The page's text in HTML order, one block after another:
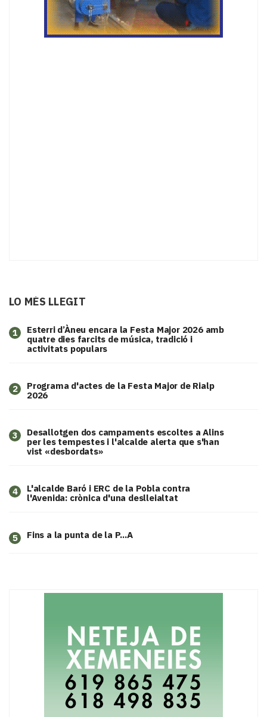
LO MÉS LLEGIT
1
Esterri d’Àneu encara la Festa Major 2026 amb
quatre dies farcits de música, tradició i
activitats populars
2
Programa d'actes de la Festa Major de Rialp
2026
3
​Desallotgen dos campaments escoltes a Alins
per les tempestes i l'alcalde alerta que s'han
vist «desbordats»
4
L'alcalde Baró i ERC de la Pobla contra
l'Avenida: crònica d'una deslleialtat
5 Fins a la punta de la P...A